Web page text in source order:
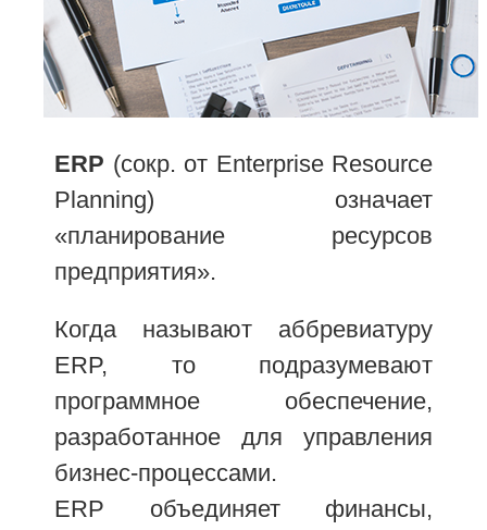
ERP (сокр. от Enterprise Resource
Planning) означает
«планирование ресурсов
предприятия».
Когда называют аббревиатуру
ERP, то подразумевают
программное обеспечение,
разработанное для управления
бизнес-процессами.
ERP объединяет финансы,